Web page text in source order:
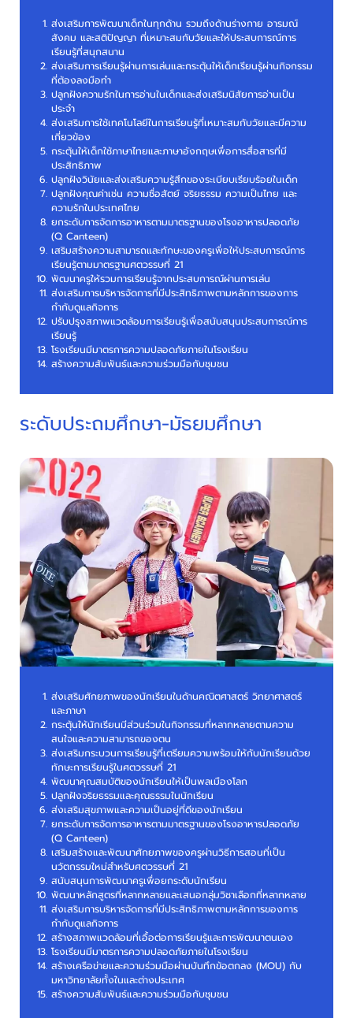
ส่งเสริมการพัฒนาเด็กในทุกด้าน รวมถึงด้านร่างกาย อารมณ์
สังคม และสติปัญญา ที่เหมาะสมกับวัยและให้ประสบการณ์การ
เรียนรู้ที่สนุกสนาน
ส่งเสริมการเรียนรู้ผ่านการเล่นและกระตุ้นให้เด็กเรียนรู้ผ่านกิจกรรม
ที่ต้องลงมือทำ
ปลูกฝังความรักในการอ่านในเด็กและส่งเสริมนิสัยการอ่านเป็น
ประจำ
ส่งเสริมการใช้เทคโนโลยีในการเรียนรู้ที่เหมาะสมกับวัยและมีความ
เกี่ยวข้อง
กระตุ้นให้เด็กใช้ภาษาไทยและภาษาอังกฤษเพื่อการสื่อสารที่มี
ประสิทธิภาพ
ปลูกฝังวินัยและส่งเสริมความรู้สึกของระเบียบเรียบร้อยในเด็ก
ปลูกฝังคุณค่าเช่น ความซื่อสัตย์ จริยธรรม ความเป็นไทย และ
ความรักในประเทศไทย
ยกระดับการจัดการอาหารตามมาตรฐานของโรงอาหารปลอดภัย
(Q Canteen)
เสริมสร้างความสามารถและทักษะของครูเพื่อให้ประสบการณ์การ
เรียนรู้ตามมาตรฐานศตวรรษที่ 21
พัฒนาครูให้รวมการเรียนรู้จากประสบการณ์ผ่านการเล่น
ส่งเสริมการบริหารจัดการที่มีประสิทธิภาพตามหลักการของการ
กำกับดูแลกิจการ
ปรับปรุงสภาพแวดล้อมการเรียนรู้เพื่อสนับสนุนประสบการณ์การ
เรียนรู้
โรงเรียนมีมาตรการความปลอดภัยภายในโรงเรียน
สร้างความสัมพันธ์และความร่วมมือกับชุมชน
ระดับประถมศึกษา-มัธยมศึกษา
ส่งเสริมศักยภาพของนักเรียนในด้านคณิตศาสตร์ วิทยาศาสตร์
และภาษา
กระตุ้นให้นักเรียนมีส่วนร่วมในกิจกรรมที่หลากหลายตามความ
สนใจและความสามารถของตน
ส่งเสริมกระบวนการเรียนรู้ที่เตรียมความพร้อมให้กับนักเรียนด้วย
ทักษะการเรียนรู้ในศตวรรษที่ 21
พัฒนาคุณสมบัติของนักเรียนให้เป็นพลเมืองโลก
ปลูกฝังจริยธรรมและคุณธรรมในนักเรียน
ส่งเสริมสุขภาพและความเป็นอยู่ที่ดีของนักเรียน
ยกระดับการจัดการอาหารตามมาตรฐานของโรงอาหารปลอดภัย
(Q Canteen)
เสริมสร้างและพัฒนาศักยภาพของครูผ่านวิธีการสอนที่เป็น
นวัตกรรมใหม่สำหรับศตวรรษที่ 21
สนับสนุนการพัฒนาครูเพื่อยกระดับนักเรียน
พัฒนาหลักสูตรที่หลากหลายและเสนอกลุ่มวิชาเลือกที่หลากหลาย
ส่งเสริมการบริหารจัดการที่มีประสิทธิภาพตามหลักการของการ
กำกับดูแลกิจการ
สร้างสภาพแวดล้อมที่เอื้อต่อการเรียนรู้และการพัฒนาตนเอง
โรงเรียนมีมาตรการความปลอดภัยภายในโรงเรียน
สร้างเครือข่ายและความร่วมมือผ่านบันทึกข้อตกลง (MOU) กับ
มหาวิทยาลัยทั้งในและต่างประเทศ
สร้างความสัมพันธ์และความร่วมมือกับชุมชน